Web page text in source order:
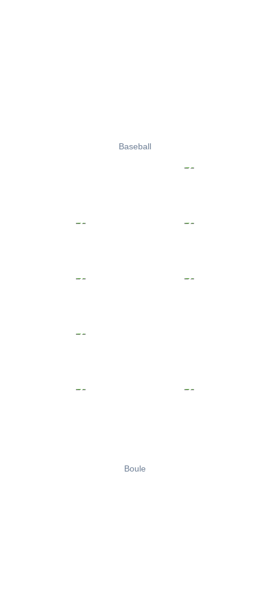
Baseball
Boule